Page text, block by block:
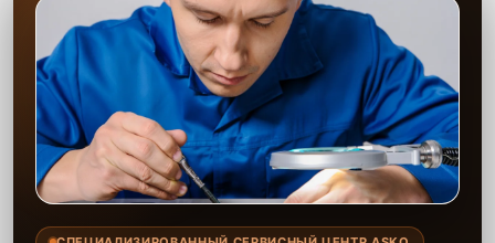
Позвонить по телефону горячей линии или
запросить обратный звонок через Форму заявки
для быстрого уточнения деталей.
Привезти устройство в ближайший центр или
передать аппарат курьеру службы доставки,
дождаться результатов диагностики и принять
решение.
Дождаться оповещения о готовности и забрать
устройство самостоятельно или воспользоваться
курьерской доставкой.